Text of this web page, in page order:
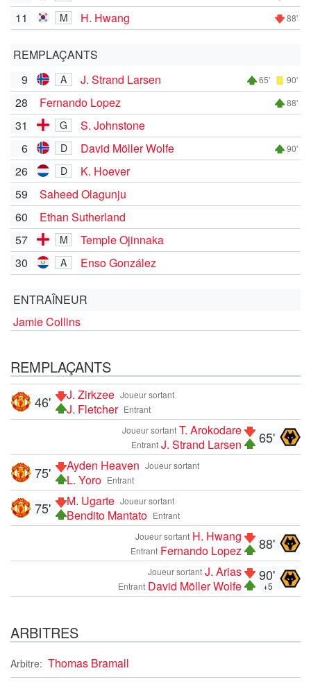
11 M H. Hwang 88'
REMPLAÇANTS
9
A J. Strand Larsen 65' 90'
28 Fernando Lopez 88'
31 G
S. Johnstone
6
D David Möller Wolfe 90'
26 D
K. Hoever
59
Saheed Olagunju
60
Ethan Sutherland
57
M
Temple Ojinnaka
30
A Enso González
ENTRAÎNEUR
Jamie Collins
REMPLAÇANTS
Joueur sortant
J. Zirkzee
Entrant
J. Fletcher
46'
65'
Joueur sortant T. Arokodare
Entrant J. Strand Larsen
Joueur sortant
Ayden Heaven
Entrant
L. Yoro
75'
Joueur sortant
M. Ugarte
Entrant
Bendito Mantato
75'
88'
Joueur sortant H. Hwang
Entrant Fernando Lopez
90'
+5
Joueur sortant J. Arias
Entrant David Möller Wolfe
ARBITRES
Arbitre: Thomas Bramall